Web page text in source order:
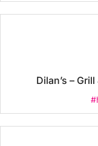
Dilan’s –